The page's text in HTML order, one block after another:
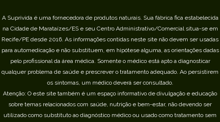
A Suprivida é uma fornecedora de produtos naturais. Sua fábrica fica estabelecida
na Cidade de Marataízes/ES e seu Centro Administrativo/Comercial situa-se em
Recife/PE desde 2016. As informações contidas neste site não devem ser usadas
para automedicação e não substituem, em hipótese alguma, as orientações dadas
pelo profissional da área médica. Somente o médico está apto a diagnosticar
qualquer problema de saúde e prescrever o tratamento adequado. Ao persistirem
os sintomas, um médico deverá ser consultado.
Atenção: O este site também é um espaço informativo de divulgação e educação
sobre temas relacionados com saúde, nutrição e bem-estar, não devendo ser
utilizado como substituto ao diagnóstico médico ou usado como tratamento sem